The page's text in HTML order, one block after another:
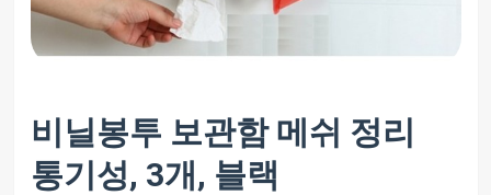
비닐봉투 보관함 메쉬 정리
통기성, 3개, 블랙